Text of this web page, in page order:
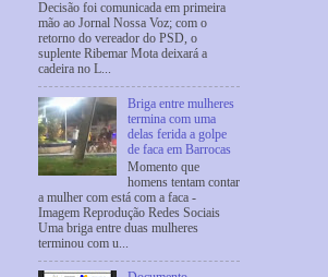
Decisão foi comunicada em primeira
mão ao Jornal Nossa Voz; com o
retorno do vereador do PSD, o
suplente Ribemar Mota deixará a
cadeira no L...
Briga entre mulheres
termina com uma
delas ferida a golpe
de faca em Barrocas
Momento que
homens tentam contar
a mulher com está com a faca -
Imagem Reprodução Redes Sociais
Uma briga entre duas mulheres
terminou com u...